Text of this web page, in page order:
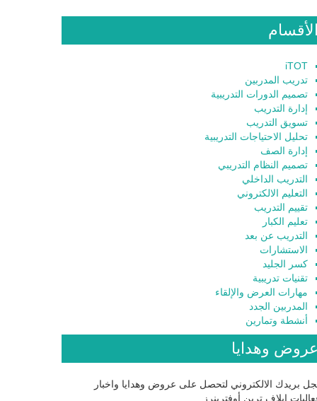
الأقسام
iTOT
تدريب المدربين
تصميم الدورات التدريبية
إدارة التدريب
تسويق التدريب
تحليل الاحتياجات التدريبية
إدارة الصف
تصميم النظام التدريبي
التدريب الداخلي
التعليم الالكتروني
تقييم التدريب
تعليم الكبار
التدريب عن بعد
الاستشارات
كسر الجليد
تقنيات تدريبية
مهارات العرض والإلقاء
المدربين الجدد
أنشطة وتمارين
عروض وهدايا
بريدك الالكتروني لتحصل على عروض وهدايا واخبار
إيلاف ترين أوفترينرز